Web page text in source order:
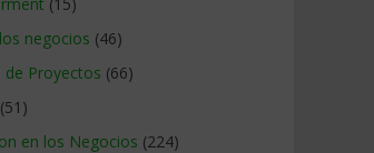
negocios (46)
de Proyectos (66)
(51)
en los Negocios (224)